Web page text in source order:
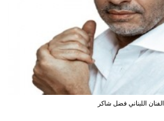
الفنان اللبناني فضل شاكر